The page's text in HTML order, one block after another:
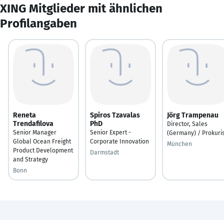
XING Mitglieder mit ähnlichen
Profilangaben
Reneta
Trendafilova
Senior Manager
Global Ocean Freight
Product Development
and Strategy
Bonn
Spiros Tzavalas
PhD
Senior Expert -
Corporate Innovation
Darmstadt
Jörg Trampenau
Director, Sales
(Germany) /
München